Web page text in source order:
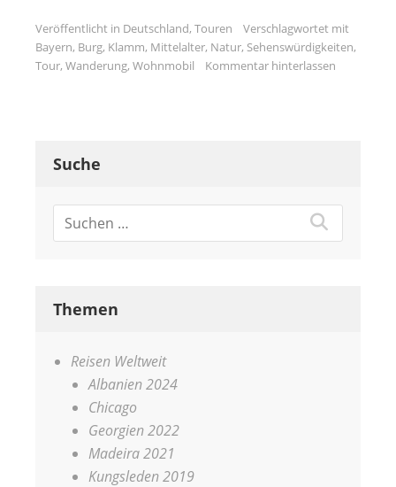
Veröffentlicht in Deutschland, Touren
Verschlagwortet mit
Bayern, Burg, Klamm, Mittelalter, Natur, Sehenswürdigkeiten,
Tour, Wanderung, Wohnmobil Kommentar hinterlassen
Suche
Themen
Reisen Weltweit
Albanien 2024
Chicago
Georgien 2022
Madeira 2021
Kungsleden 2019